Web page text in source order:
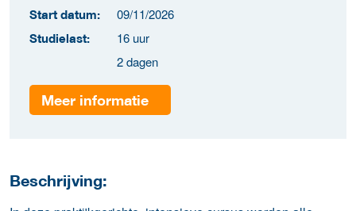
Start datum:
09/11/2026
Studielast:
16 uur
2 dagen
Meer informatie
Beschrijving: